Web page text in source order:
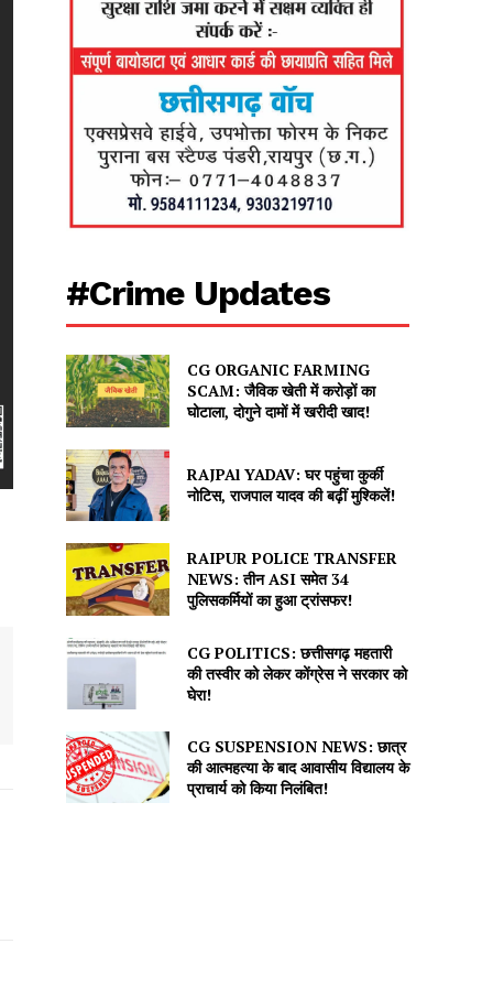
#Crime Updates
CG ORGANIC FARMING
SCAM: जैविक खेती में करोड़ों का
घोटाला, दोगुने दामों में खरीदी खाद!
RAJPAl YADAV: घर पहुंचा कुर्की
नोटिस, राजपाल यादव की बढ़ीं मुश्किलें!
RAIPUR POLICE TRANSFER
NEWS: तीन ASI समेत 34
पुलिसकर्मियों का हुआ ट्रांसफर!
CG POLITICS: छत्तीसगढ़ महतारी
की तस्वीर को लेकर कोंग्रेस ने सरकार को
घेरा!
CG SUSPENSION NEWS: छात्र
की आत्महत्या के बाद आवासीय विद्यालय के
प्राचार्य को किया निलंबित!